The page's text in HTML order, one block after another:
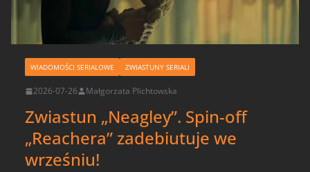
WIADOMOŚCI SERIALOWE ZWIASTUNY SERIALI
2026-07-26 Małgorzata Plichtowska
Zwiastun „Neagley”. Spin-off
„Reachera” zadebiutuje we
wrześniu!